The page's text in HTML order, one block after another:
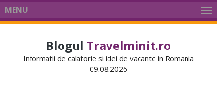
MENU
Blogul Travelminit.ro
Informatii de calatorie si idei de vacante in Romania
09.08.2026